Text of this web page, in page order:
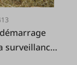
surveillance